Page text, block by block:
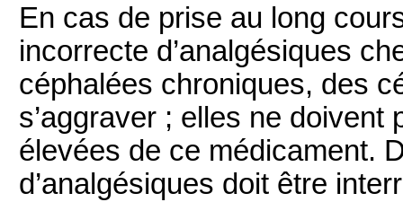
En cas de prise au long
incorrecte d’analgésiques
céphalées chroniques, des
s’aggraver ; elles ne
élevées de ce médicament.
d’analgésiques doit être